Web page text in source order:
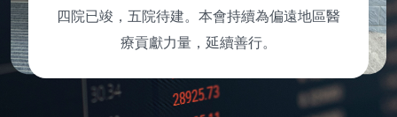
四院已竣，五院待建。本會持續為偏遠地區醫
療貢獻力量，延續善行。